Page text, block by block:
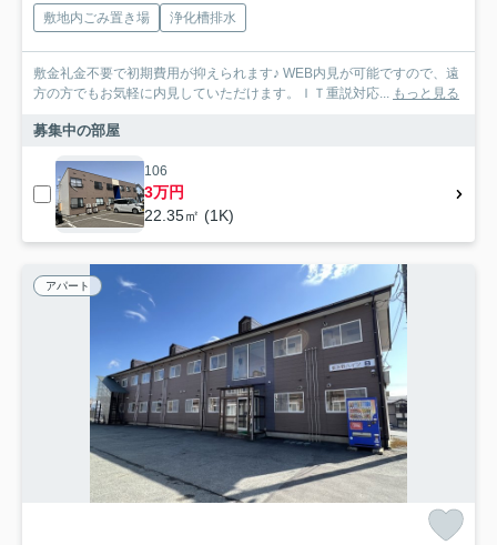
敷地内ごみ置き場 浄化槽排水
敷金礼金不要で初期費用が抑えられます♪ WEB内見が可能ですので、遠
方の方でもお気軽に内見していただけます。ＩＴ重説対応... もっと見る
募集中の部屋
106
3万円
22.35㎡ (1K)
アパート